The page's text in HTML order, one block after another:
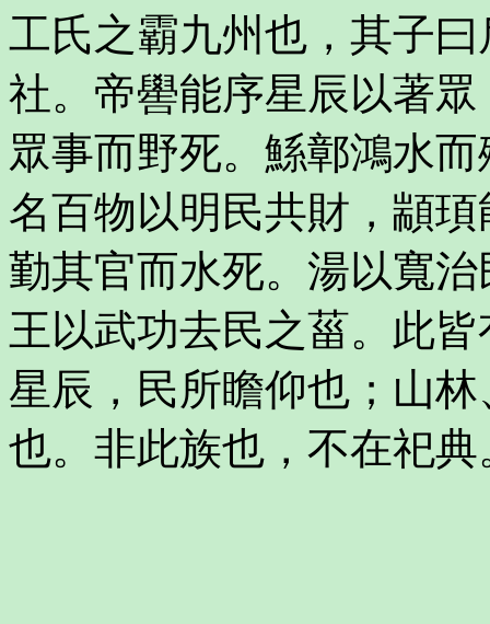
工氏之霸九州也，其子
社。帝嚳能序星辰以著
眾事而野死。鯀鄣鴻水
名百物以明民共財，顓
勤其官而水死。湯以寬
王以武功去民之菑。此
星辰，民所瞻仰也；山
也。非此族也，不在祀典